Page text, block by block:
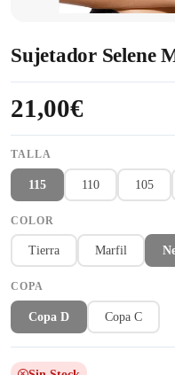
Sujetador Selene
21,00€
TALLA
115 110 105
COLOR
Tierra Marfil
COPA
Copa D Copa C